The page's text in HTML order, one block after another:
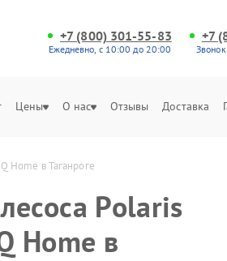
+7 (800) 301-55-83
Ежедневно, с 10:00 до 20:00
+7
Цены О нас Отзывы Доставка
Home в Таганроге
Polaris
Home в